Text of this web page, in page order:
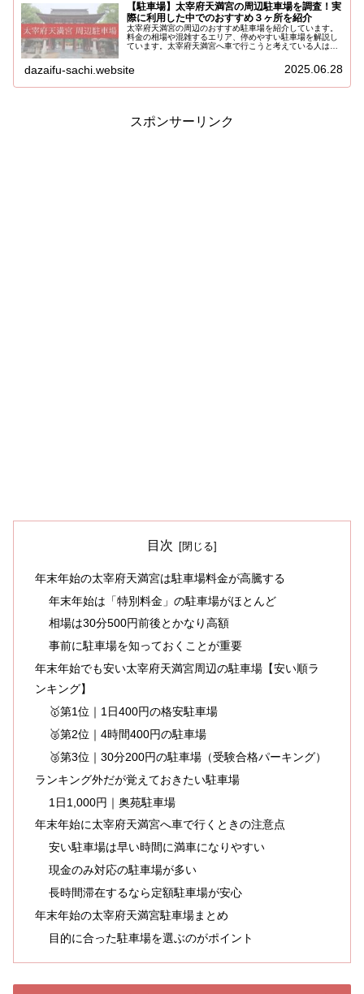
【駐車場】太宰府天満宮の周辺駐車場を調査！実
際に利用した中でのおすすめ３ヶ所を紹介
太宰府天満宮の周辺のおすすめ駐車場を紹介しています。
料金の相場や混雑するエリア、停めやすい駐車場を解説し
ています。太宰府天満宮へ車で行こうと考えている人はぜ
dazaifu-sachi.website 2025.06.28
スポンサーリンク
目次
年末年始の太宰府天満宮は駐車場料金が高騰する
年末年始は「特別料金」の駐車場がほとんど
相場は30分500円前後とかなり高額
事前に駐車場を知っておくことが重要
年末年始でも安い太宰府天満宮周辺の駐車場【安い順ラ
ンキング】
🥇第1位｜1日400円の格安駐車場
🥈第2位｜4時間400円の駐車場
🥉第3位｜30分200円の駐車場（受験合格パーキング）
ランキング外だが覚えておきたい駐車場
1日1,000円｜奥苑駐車場
年末年始に太宰府天満宮へ車で行くときの注意点
安い駐車場は早い時間に満車になりやすい
現金のみ対応の駐車場が多い
長時間滞在するなら定額駐車場が安心
年末年始の太宰府天満宮駐車場まとめ
目的に合った駐車場を選ぶのがポイント